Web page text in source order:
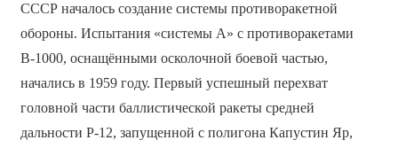
СССР началось создание системы противоракетной
обороны. Испытания «системы А» с противоракетами
В-1000, оснащёнными осколочной боевой частью,
начались в 1959 году. Первый успешный перехват
головной части баллистической ракеты средней
дальности Р-12, запущенной с полигона Капустин Яр,